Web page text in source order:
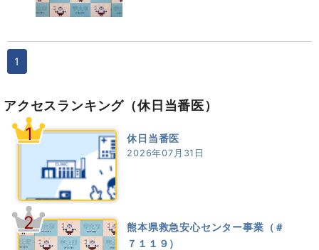
1
アクセスランキング （休日当番医）
1 休日当番医
2026年07月31日
2
熊本県救急安心センター事業（＃
７１１９）